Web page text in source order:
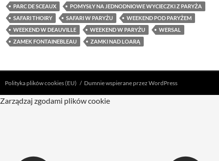
PARC DE SCEAUX
POMYSŁY NA JEDNODNIOWE WYCIECZKI Z PARYŻA
SAFARI THOIRY
SAFARI W PARYŻU
WEEKEND POD PARYŻEM
WEEKEND W DEAUVILLE
WEEKEND W PARYŻU
WERSAL
ZAMEK FONTAINEBLEAU
ZAMKI NAD LOARĄ
Polityka plików cookies (EU) Dumnie wspierane przez WordPress
Zarządzaj zgodami plików cookie